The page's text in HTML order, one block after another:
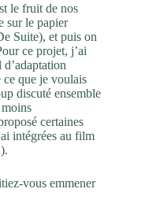
le fruit de nos
sur le papier
Suite), et puis on
ce projet, j’ai
ce que je voulais
discuté ensemble
certaines
intégrées au film
vous emmener